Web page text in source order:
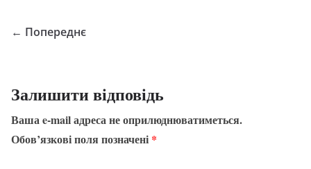
← Попереднє
Залишити відповідь
Ваша e-mail адреса не оприлюднюватиметься.
Обов’язкові поля позначені *